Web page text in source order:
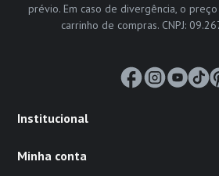
prévio. Em caso de divergência, o
carrinho de compras. CNPJ:
Institucional
Minha conta